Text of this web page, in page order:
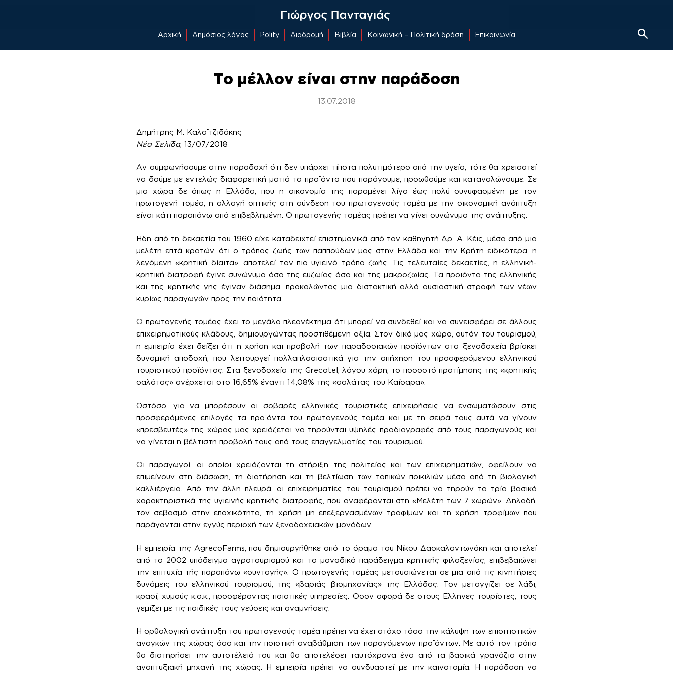
Αρχική Δημόσιος λόγος Polity Διαδρομή Βιβλία Κοινωνική – Πολιτική δράση Επικοινωνία
Tο μέλλον είναι στην παράδοση
13.07.2018
Δημήτρης Μ. Καλαϊτζιδάκης
Νέα Σελίδα, 13/07/2018
Αν συμφωνήσουμε στην παραδοχή ότι δεν υπάρχει τίποτα πολυτιμότερο από την υγεία, τότε θα χρειαστεί
να δούμε με εντελώς διαφορετική ματιά τα προϊόντα που παράγουμε, προωθούμε και καταναλώνουμε. Σε
μια χώρα δε όπως η Ελλάδα, που η οικονομία της παραμένει λίγο έως πολύ συνυφασμένη με τον
πρωτογενή τομέα, η αλλαγή οπτικής στη σύνδεση του πρωτογενούς τομέα με την οικονομική ανάπτυξη
είναι κάτι παραπάνω από επιβεβλημένη. Ο πρωτογενής τομέας πρέπει να γίνει συνώνυμο της ανάπτυξης.
Ηδη από τη δεκαετία του 1960 είχε καταδειχτεί επιστημονικά από τον καθηγητή Δρ. Α. Κέις, μέσα από μια
μελέτη επτά κρατών, ότι ο τρόπος ζωής των παππούδων μας στην Ελλάδα και την Κρήτη ειδικότερα, η
λεγόμενη «κρητική δίαιτα», αποτελεί τον πιο υγιεινό τρόπο ζωής. Τις τελευταίες δεκαετίες, η ελληνική-
κρητική διατροφή έγινε συνώνυμο όσο της ευζωίας όσο και της μακροζωίας. Τα προϊόντα της ελληνικής
και της κρητικής γης έγιναν διάσημα, προκαλώντας μια διστακτική αλλά ουσιαστική στροφή των νέων
κυρίως παραγωγών προς την ποιότητα.
Ο πρωτογενής τομέας έχει το μεγάλο πλεονέκτημα ότι μπορεί να συνδεθεί και να συνεισφέρει σε άλλους
επιχειρηματικούς κλάδους, δημιουργώντας προστιθέμενη αξία. Στον δικό μας χώρο, αυτόν του τουρισμού,
η εμπειρία έχει δείξει ότι η χρήση και προβολή των παραδοσιακών προϊόντων στα ξενοδοχεία βρίσκει
δυναμική αποδοχή, που λειτουργεί πολλαπλασιαστικά για την απήχηση του προσφερόμενου ελληνικού
τουριστικού προϊόντος. Στα ξενοδοχεία της Grecotel, λόγου χάρη, το ποσοστό προτίμησης της «κρητικής
σαλάτας» ανέρχεται στο 16,65% έναντι 14,08% της «σαλάτας του Καίσαρα».
Ωστόσο, για να μπορέσουν οι σοβαρές ελληνικές τουριστικές επιχειρήσεις να ενσωματώσουν στις
προσφερόμενες επιλογές τα προϊόντα του πρωτογενούς τομέα και με τη σειρά τους αυτά να γίνουν
«πρεσβευτές» της χώρας μας χρειάζεται να τηρούνται υψηλές προδιαγραφές από τους παραγωγούς και
να γίνεται η βέλτιστη προβολή τους από τους επαγγελματίες του τουρισμού.
Οι παραγωγοί, οι οποίοι χρειάζονται τη στήριξη της πολιτείας και των επιχειρηματιών, οφείλουν να
επιμείνουν στη διάσωση, τη διατήρηση και τη βελτίωση των τοπικών ποικιλιών μέσα από τη βιολογική
καλλιέργεια. Από την άλλη πλευρά, οι επιχειρηματίες του τουρισμού πρέπει να τηρούν τα τρία βασικά
χαρακτηριστικά της υγιεινής κρητικής διατροφής, που αναφέρονται στη «Μελέτη των 7 χωρών». Δηλαδή,
τον σεβασμό στην εποχικότητα, τη χρήση μη επεξεργασμένων τροφίμων και τη χρήση τροφίμων που
παράγονται στην εγγύς περιοχή των ξενοδοχειακών μονάδων.
Η εμπειρία της AgrecoFarms, που δημιουργήθηκε από το όραμα του Νίκου Δασκαλαντωνάκη και αποτελεί
από το 2002 υπόδειγμα αγροτουρισμού και το μοναδικό παράδειγμα κρητικής φιλοξενίας, επιβεβαιώνει
την επιτυχία τής παραπάνω «συνταγής». Ο πρωτογενής τομέας μετουσιώνεται σε μια από τις κινητήριες
δυνάμεις του ελληνικού τουρισμού, της «βαριάς βιομηχανίας» της Ελλάδας. Τον μεταγγίζει σε λάδι,
κρασί, χυμούς κ.ο.κ., προσφέροντας ποιοτικές υπηρεσίες. Οσον αφορά δε στους Ελληνες τουρίστες, τους
γεμίζει με τις παιδικές τους γεύσεις και αναμνήσεις.
Η ορθολογική ανάπτυξη του πρωτογενούς τομέα πρέπει να έχει στόχο τόσο την κάλυψη των επισιτιστικών
αναγκών της χώρας όσο και την ποιοτική αναβάθμιση των παραγόμενων προϊόντων. Με αυτό τον τρόπο
θα διατηρήσει την αυτοτέλειά του και θα αποτελέσει ταυτόχρονα ένα από τα βασικά γρανάζια στην
αναπτυξιακή μηχανή της χώρας. Η εμπειρία πρέπει να συνδυαστεί με την καινοτομία. Η παράδοση να